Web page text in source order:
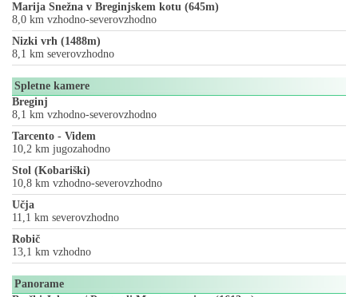
Marija Snežna v Breginjskem kotu (645m)
8,0 km vzhodno-severovzhodno
Nizki vrh (1488m)
8,1 km severovzhodno
Spletne kamere
Breginj
8,1 km vzhodno-severovzhodno
Tarcento - Videm
10,2 km jugozahodno
Stol (Kobariški)
10,8 km vzhodno-severovzhodno
Učja
11,1 km severovzhodno
Robič
13,1 km vzhodno
Panorame